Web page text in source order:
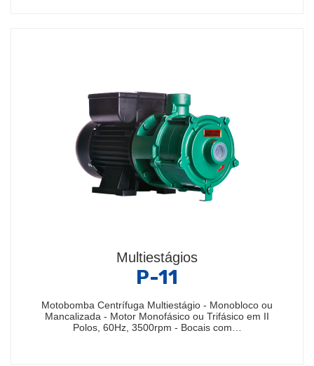
Multiestágios
P-11
Motobomba Centrífuga Multiestágio - Monobloco ou
Mancalizada - Motor Monofásico ou Trifásico em II
Polos, 60Hz, 3500rpm - Bocais com…